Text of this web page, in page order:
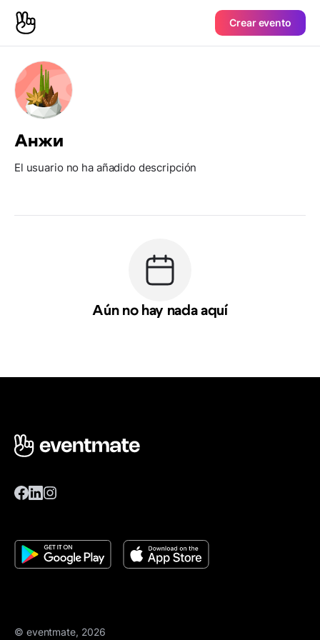
Crear evento
Анжи
El usuario no ha añadido descripción
Aún no hay nada aquí
© eventmate, 2026